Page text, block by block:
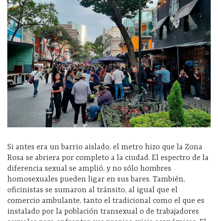
Si antes era un barrio aislado, el metro hizo que la Zona
Rosa se abriera por completo a la ciudad. El espectro de la
diferencia sexual se amplió, y no sólo hombres
homosexuales pueden ligar en sus bares. También,
oficinistas se sumaron al tránsito, al igual que el
comercio ambulante, tanto el tradicional como el que es
instalado por la población transexual o de trabajadores